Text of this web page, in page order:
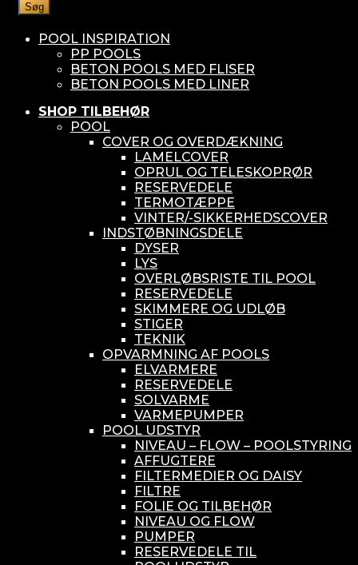
Søg
POOL INSPIRATION
PP POOLS
BETON POOLS MED FLISER
BETON POOLS MED LINER
SHOP TILBEHØR
POOL
COVER OG OVERDÆKNING
LAMELCOVER
OPRUL OG TELESKOPRØR
RESERVEDELE
TERMOTÆPPE
VINTER/-SIKKERHEDSCOVER
INDSTØBNINGSDELE
DYSER
LYS
OVERLØBSRISTE TIL POOL
RESERVEDELE
SKIMMERE OG UDLØB
STIGER
TEKNIK
OPVARMNING AF POOLS
ELVARMERE
RESERVEDELE
SOLVARME
VARMEPUMPER
POOL UDSTYR
NIVEAU – FLOW – POOLSTYRING
AFFUGTERE
FILTERMEDIER OG DAISY
FILTRE
FOLIE OG TILBEHØR
NIVEAU OG FLOW
PUMPER
RESERVEDELE TIL